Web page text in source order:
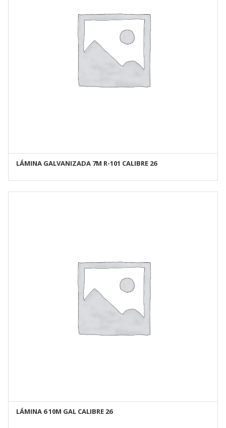
AÑADIR AL CARRITO
LÁMINA GALVANIZADA 7M R-101 CALIBRE 26
AÑADIR AL CARRITO
LÁMINA 6 10M GAL CALIBRE 26